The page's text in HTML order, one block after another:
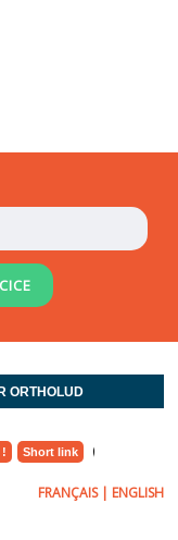
ORTHOLUD
! Short link
FRANÇAIS| ENGLISH